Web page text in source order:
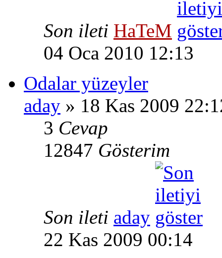
Son ileti HaTeM
04 Oca 2010 12:13
Odalar yüzeyler
aday » 18 Kas 2009
3 Cevap
12847 Gösterim
Son ileti aday
22 Kas 2009 00:14